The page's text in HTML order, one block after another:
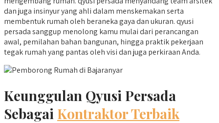
dan juga insinyur yang ahli dalam menskemakan serta
membentuk rumah oleh beraneka gaya dan ukuran. qyusi
persada sanggup menolong kamu mulai dari perancangan
awal, pemilahan bahan bangunan, hingga praktik pekerjaan
tegak rumah yang pantas oleh visi dan juga perkiraan Anda.
Keunggulan Qyusi Persada
Sebagai Kontraktor Terbaik